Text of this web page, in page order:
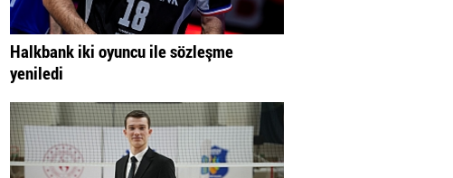
Halkbank iki oyuncu ile sözleşme
yeniledi